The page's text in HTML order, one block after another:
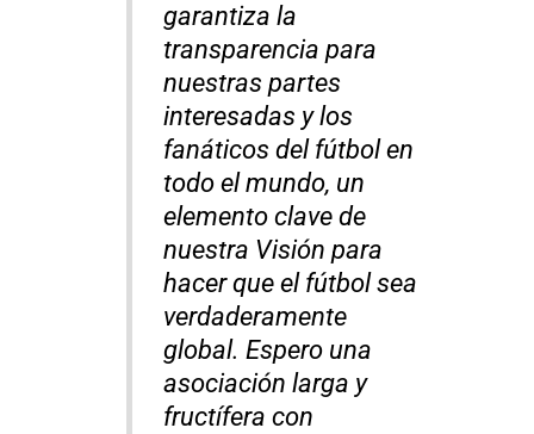
garantiza la
transparencia para
nuestras partes
interesadas y los
fanáticos del fútbol en
todo el mundo, un
elemento clave de
nuestra Visión para
hacer que el fútbol sea
verdaderamente
global. Espero una
asociación larga y
fructífera con